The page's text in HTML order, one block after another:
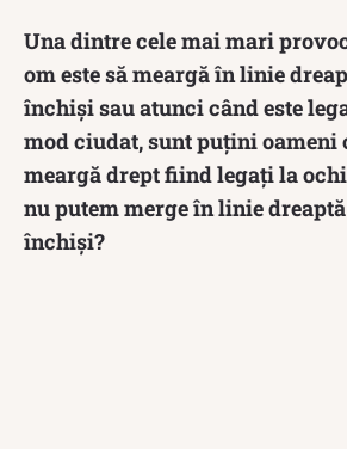
Una dintre cele mai mari
om este să meargă în linie
închiși sau atunci când este
mod ciudat, sunt puțini oameni
meargă drept fiind legați la
nu putem merge în linie
închiși?